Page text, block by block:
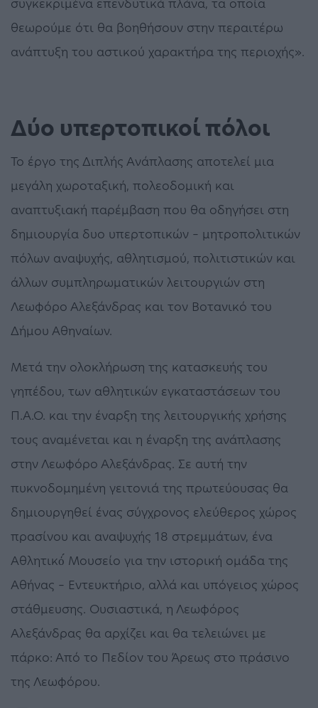
συγκεκριμένα επενδυτικά πλάνα, τα οποία
θεωρούμε ότι θα βοηθήσουν στην περαιτέρω
ανάπτυξη του αστικού χαρακτήρα της περιοχής».
Δύο υπερτοπικοί πόλοι
Το έργο της Διπλής Ανάπλασης αποτελεί μια
μεγάλη χωροταξική, πολεοδομική και
αναπτυξιακή παρέμβαση που θα οδηγήσει στη
δημιουργία δυο υπερτοπικών – μητροπολιτικών
πόλων αναψυχής, αθλητισμού, πολιτιστικών και
άλλων συμπληρωματικών λειτουργιών στη
Λεωφόρο Αλεξάνδρας και τον Βοτανικό του
Δήμου Αθηναίων.
Μετά την ολοκλήρωση της κατασκευής του
γηπέδου, των αθλητικών εγκαταστάσεων του
Π.Α.Ο. και την έναρξη της λειτουργικής χρήσης
τους αναμένεται και η έναρξη της ανάπλασης
στην Λεωφόρο Αλεξάνδρας. Σε αυτή την
πυκνοδομημένη γειτονιά της πρωτεύουσας θα
δημιουργηθεί ένας σύγχρονος ελεύθερος χώρος
πρασίνου και αναψυχής 18 στρεμμάτων, ένα
Αθλητικό́ Μουσείο για την ιστορική ομάδα της
Αθήνας – Εντευκτήριο, αλλά και υπόγειος χώρος
στάθμευσης. Ουσιαστικά, η Λεωφόρος
Αλεξάνδρας θα αρχίζει και θα τελειώνει με
πάρκο: Από το Πεδίον του Άρεως στο πράσινο
της Λεωφόρου.